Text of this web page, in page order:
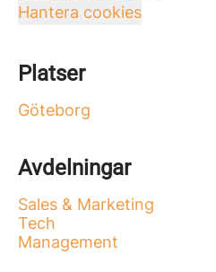
Hantera cookies
Platser
Göteborg
Avdelningar
Sales & Marketing
Tech
Management